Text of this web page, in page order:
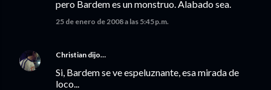
pero Bardem es un monstruo. Alabado sea.
25 de enero de 2008 a las 5:45 p.m.
Christian dijo…
Si, Bardem se ve espeluznante, esa mirada de
loco...